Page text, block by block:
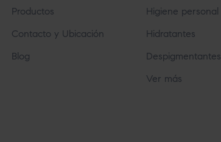
Productos
Contacto y Ubicación
Blog
Higiene personal
Hidratantes
Despigmentantes
Ver más